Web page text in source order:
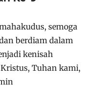
semoga
berdiam dalam
kenisah
Tuhan kami,